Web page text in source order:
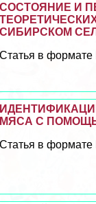
СОСТОЯНИЕ И
СИБИРСКОМ
Статья в формате
МЯСА С
Статья в формате